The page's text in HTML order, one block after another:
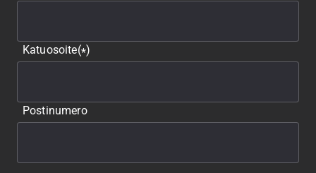
Katuosoite(*)
Postinumero